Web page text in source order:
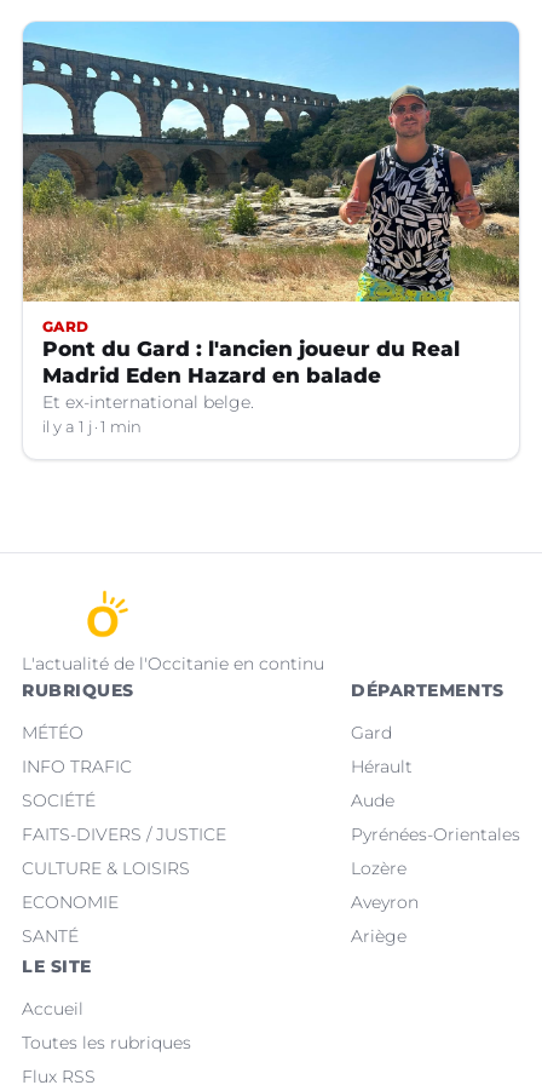
GARD
Pont du Gard : l'ancien joueur du Real
Madrid Eden Hazard en balade
Et ex-international belge.
il y a 1 j 1 min
L'actualité de l'Occitanie en continu
RUBRIQUES
MÉTÉO
INFO TRAFIC
SOCIÉTÉ
FAITS-DIVERS / JUSTICE
CULTURE & LOISIRS
ECONOMIE
SANTÉ
DÉPARTEMENTS
Gard
Hérault
Aude
Pyrénées-Orientales
Lozère
Aveyron
Ariège
LE SITE
Accueil
Toutes les rubriques
Flux RSS